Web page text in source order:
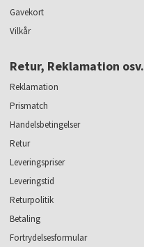
Gavekort
Vilkår
Retur, Reklamation osv.
Reklamation
Prismatch
Handelsbetingelser
Retur
Leveringspriser
Leveringstid
Returpolitik
Betaling
Fortrydelsesformular